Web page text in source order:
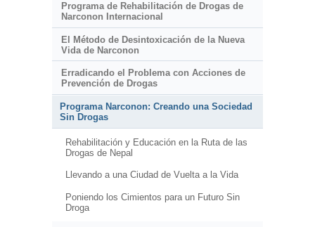
Programa de Rehabilitación de Drogas de
Narconon Internacional
El Método de Desintoxicación de la Nueva
Vida de Narconon
Erradicando el Problema con Acciones de
Prevención de Drogas
Programa Narconon: Creando una Sociedad
Sin Drogas
Rehabilitación y Educación en la Ruta de las
Drogas de Nepal
Llevando a una Ciudad de Vuelta a la Vida
Poniendo los Cimientos para un Futuro Sin
Droga